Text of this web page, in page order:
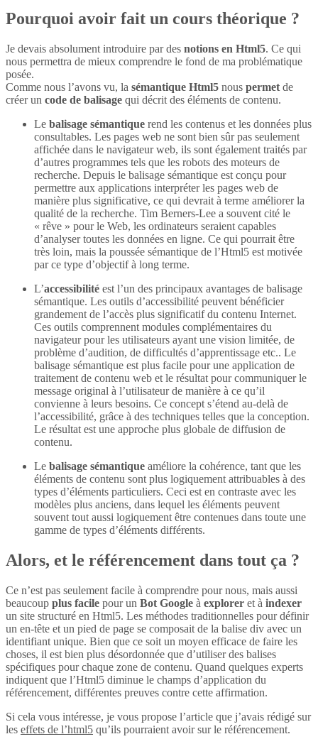
Pourquoi avoir fait un cours théorique ?
Je devais absolument introduire par des notions en Html5. Ce qui
nous permettra de mieux comprendre le fond de ma problématique
posée.
Comme nous l’avons vu, la sémantique Html5 nous permet de
créer un code de balisage qui décrit des éléments de contenu.
Le balisage sémantique rend les contenus et les données plus
consultables. Les pages web ne sont bien sûr pas seulement
affichée dans le navigateur web, ils sont également traités par
d’autres programmes tels que les robots des moteurs de
recherche. Depuis le balisage sémantique est conçu pour
permettre aux applications interpréter les pages web de
manière plus significative, ce qui devrait à terme améliorer la
qualité de la recherche. Tim Berners-Lee a souvent cité le
« rêve » pour le Web, les ordinateurs seraient capables
d’analyser toutes les données en ligne. Ce qui pourrait être
très loin, mais la poussée sémantique de l’Html5 est motivée
par ce type d’objectif à long terme.
L’accessibilité est l’un des principaux avantages de balisage
sémantique. Les outils d’accessibilité peuvent bénéficier
grandement de l’accès plus significatif du contenu Internet.
Ces outils comprennent modules complémentaires du
navigateur pour les utilisateurs ayant une vision limitée, de
problème d’audition, de difficultés d’apprentissage etc.. Le
balisage sémantique est plus facile pour une application de
traitement de contenu web et le résultat pour communiquer le
message original à l’utilisateur de manière à ce qu’il
convienne à leurs besoins. Ce concept s’étend au-delà de
l’accessibilité, grâce à des techniques telles que la conception.
Le résultat est une approche plus globale de diffusion de
contenu.
Le balisage sémantique améliore la cohérence, tant que les
éléments de contenu sont plus logiquement attribuables à des
types d’éléments particuliers. Ceci est en contraste avec les
modèles plus anciens, dans lequel les éléments peuvent
souvent tout aussi logiquement être contenues dans toute une
gamme de types d’éléments différents.
Alors, et le référencement dans tout ça ?
Ce n’est pas seulement facile à comprendre pour nous, mais aussi
beaucoup plus facile pour un Bot Google à explorer et à indexer
un site structuré en Html5. Les méthodes traditionnelles pour définir
un en-tête et un pied de page se composait de la balise div avec un
identifiant unique. Bien que ce soit un moyen efficace de faire les
choses, il est bien plus désordonnée que d’utiliser des balises
spécifiques pour chaque zone de contenu. Quand quelques experts
indiquent que l’Html5 diminue le champs d’application du
référencement, différentes preuves contre cette affirmation.
Si cela vous intéresse, je vous propose l’article que j’avais rédigé sur
les effets de l’html5 qu’ils pourraient avoir sur le référencement.